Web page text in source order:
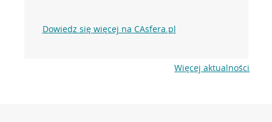
Dowiedz się więcej na CAsfera.pl
Więcej aktualności